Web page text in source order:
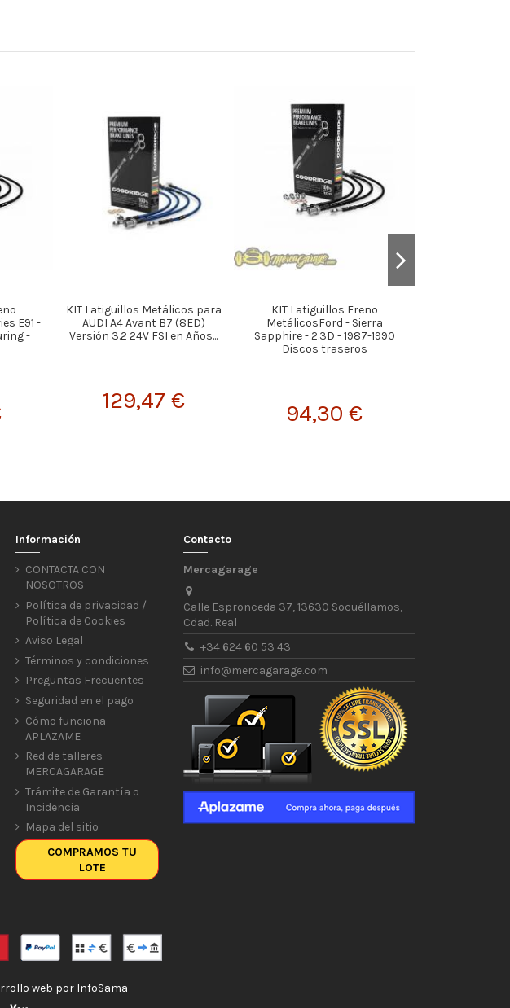
E91 -
-
KIT Latiguillos Metálicos para
AUDI A4 Avant B7 (8ED)
Versión 3.2 24V FSI en Años...
129,47 €
KIT Latiguillos Freno
MetálicosFord - Sierra
Sapphire - 2.3D - 1987-1990
Discos traseros
94,30 €
Información
CONTACTA CON
NOSOTROS
Política de privacidad /
Política de Cookies
Aviso Legal
Términos y condiciones
Preguntas Frecuentes
Seguridad en el pago
Cómo funciona
APLAZAME
Red de talleres
MERCAGARAGE
Trámite de Garantía o
Incidencia
Mapa del sitio
COMPRAMOS TU
LOTE
Contacto
Mercagarage
Calle Espronceda 37, 13630 Socuéllamos,
Cdad. Real
+34 624 60 53 43
info@mercagarage.com
web por InfoSama